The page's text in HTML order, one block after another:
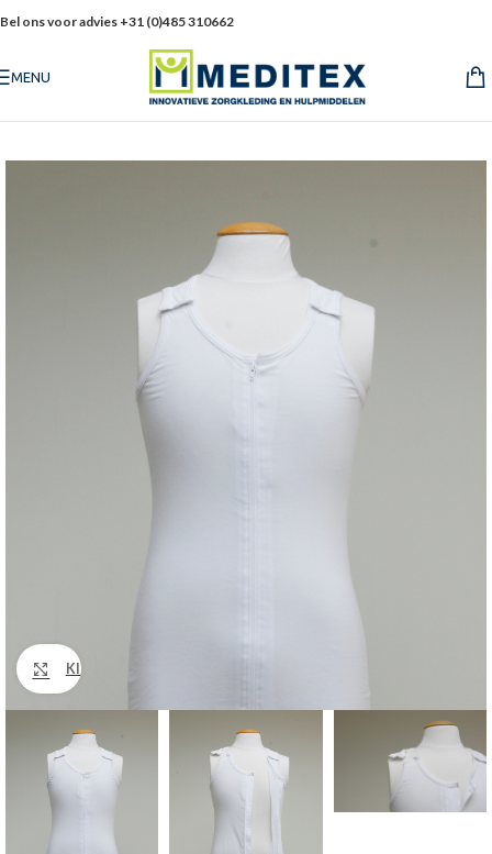
Bel ons voor advies +31 (0)485 310662
MENU
Klik om te vergroten